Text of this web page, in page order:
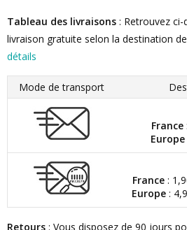
Tableau des livraisons : Retrouvez
livraison gratuite selon la destination
détails
Mode de transport
France
Europe
France :
Europe:
Retours : Vous disposez de 90 jours